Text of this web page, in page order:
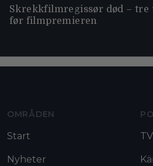
Skrekkfilmregissør død – tre
før filmpremieren
OMRÅDEN
Start
Nyheter